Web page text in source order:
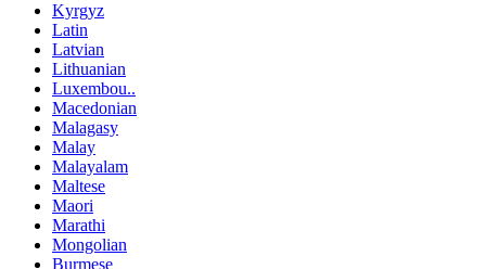
Kyrgyz
Latin
Latvian
Lithuanian
Luxembou..
Macedonian
Malagasy
Malay
Malayalam
Maltese
Maori
Marathi
Mongolian
Burmese